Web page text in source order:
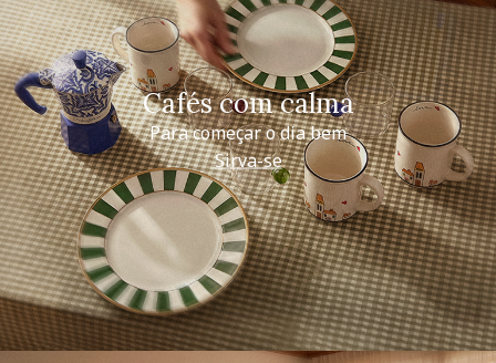
Cafés com calma
Para começar o dia bem
Sirva-se